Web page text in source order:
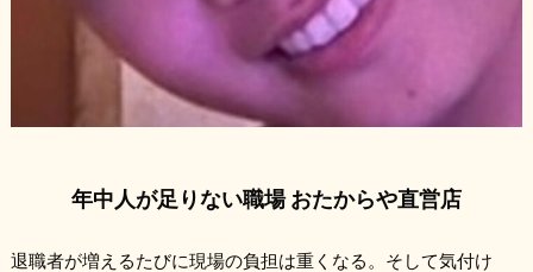
年中人が足りない職場 おたからや直営店
退職者が増えるたびに現場の負担は重くなる。そして気付け